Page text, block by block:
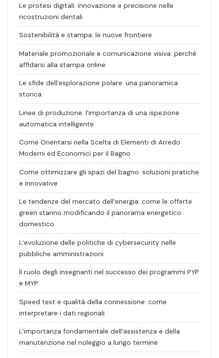
Le protesi digitali: innovazione e precisione nelle
ricostruzioni dentali
Sostenibilità e stampa: le nuove frontiere
Materiale promozionale e comunicazione visiva: perché
affidarsi alla stampa online
Le sfide dell’esplorazione polare: una panoramica
storica
Linee di produzione: l’importanza di una ispezione
automatica intelligente
Come Orientarsi nella Scelta di Elementi di Arredo
Moderni ed Economici per il Bagno
Come ottimizzare gli spazi del bagno: soluzioni pratiche
e innovative
Le tendenze del mercato dell’energia: come le offerte
green stanno modificando il panorama energetico
domestico
L’evoluzione delle politiche di cybersecurity nelle
pubbliche amministrazioni
Il ruolo degli insegnanti nel successo dei programmi PYP
e MYP
Speed test e qualità della connessione: come
interpretare i dati regionali
L’importanza fondamentale dell’assistenza e della
manutenzione nel noleggio a lungo termine